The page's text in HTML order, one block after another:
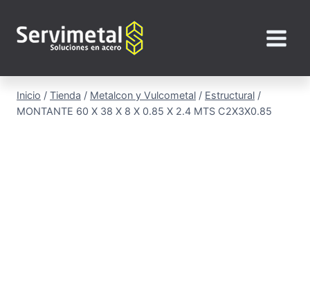
contenido
Inicio / Tienda / Metalcon y Vulcometal / Estructural /
MONTANTE 60 X 38 X 8 X 0.85 X 2.4 MTS C2X3X0.85